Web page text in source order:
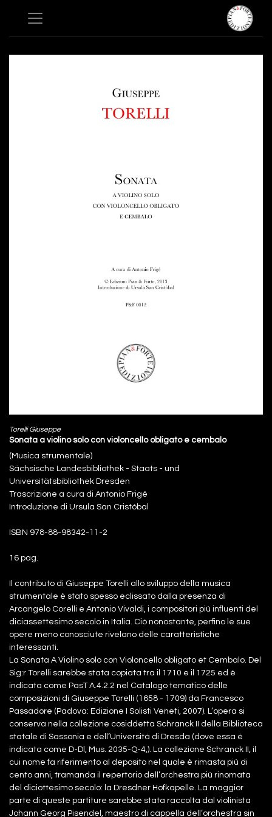
Torelli Giuseppe
Sonata a violino solo con violoncello obligato e cembalo
(Musica strumentale)
Sächsische Landesbibliothek - Staats - und
Universitätsbibliothek Dresden
Trascrizione a cura di Antonio Frigé
Introduzione di Ursula San Cristóbal
ISBN 978-88-98342-11-2
16 pag.
Il contributo di Giuseppe Torelli allo sviluppo della musica
strumentale è stato spesso eclissato dalla presenza di
Arcangelo Corelli e Antonio Vivaldi, i compositori più influenti del
diciassettesimo secolo in Italia. Ciò nonostante, perfino le sue
opere meno conosciute rivelano delle caratteristiche
interessanti.
La Sonata A Violino solo con Violoncello obligato et Cembalo. Del
Sig:r Torelli sarebbe stata copiata tra il 1710 e il 1725 ed è
indicata come PasT A.4.2.2 nel Catalogo tematico delle
composizioni di Giuseppe Torelli (1658 - 1709) da Francesco
Passadore (Padova: Edizione I Solisti Veneti, 2007). L’opera si
conserva nella collezione cosiddetta Schranck II della Biblioteca
statale di Sassonia e dell’Università di Dresda (dove essa è
indicata come D-Dl, Mus. 2035-Q-4,). La collezione Schranck II, il
cui nome fa riferimento al deposito nel quale è rimasta più di
cento anni, tramanda il repertorio dell’orchestra più rinomata
del diciottesimo secolo: la Dresdner Hofkapelle. La maggior
parte di queste partiture sarebbe stata raccolta dal violinista
Johann Georg Pisendel, maestro di cappella dell’orchestra sin